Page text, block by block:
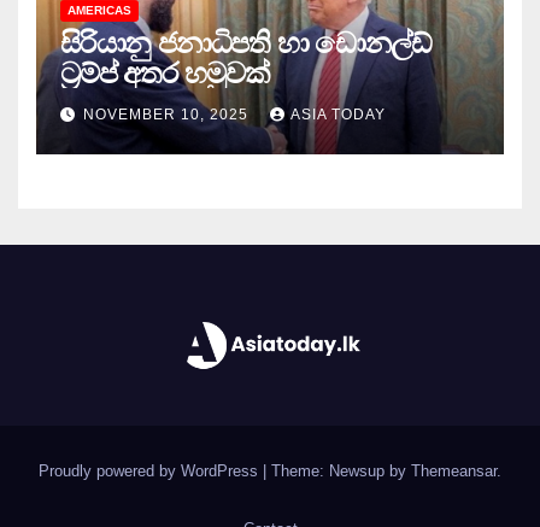
AMERICAS
සිරියානු ජනාධිපති හා ඩොනල්ඩ්
ට්‍රම්ප් අතර හමුවක්
NOVEMBER 10, 2025 ASIA TODAY
Proudly powered by WordPress | Theme: Newsup by Themeansar.